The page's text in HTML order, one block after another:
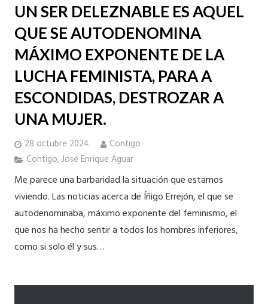
UN SER DELEZNABLE ES AQUEL
QUE SE AUTODENOMINA
MÁXIMO EXPONENTE DE LA
LUCHA FEMINISTA, PARA A
ESCONDIDAS, DESTROZAR A
UNA MUJER.
28 octubre 2024
Contigo
Contigo,José Enrique Aguar
Me parece una barbaridad la situación que estamos
viviendo. Las noticias acerca de Íñigo Errejón, el que se
autodenominaba, máximo exponente del feminismo, el
que nos ha hecho sentir a todos los hombres inferiores,
como si solo él y sus…